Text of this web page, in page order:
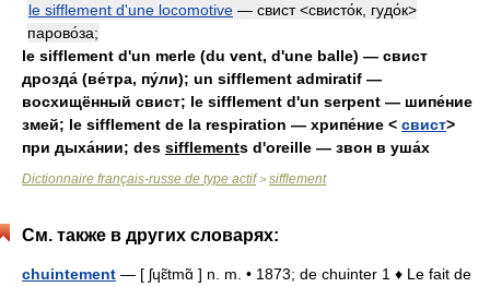
le sifflement d'une locomotive — свист <свисто́к, гудо́к>
парово́за;
le sifflement d'un merle (du vent, d'une balle) — свист
дрозда́ (ве́тра, пу́ли); un sifflement admiratif —
восхищённый свист; le sifflement d'un serpent — шипе́ние
змей; le sifflement de la respiration — хрипе́ние < свист>
при дыха́нии; des sifflements d'oreille — звон в уша́х
Dictionnaire français-russe de type actif> sifflement
См. также в других словарях:
chuintement — [ ʃɥɛ̃tmɑ̃ ] n. m. • 1873; de chuinter 1 ♦ Le fait de